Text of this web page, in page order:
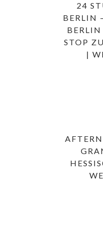
24
BERLIN
STOP
|